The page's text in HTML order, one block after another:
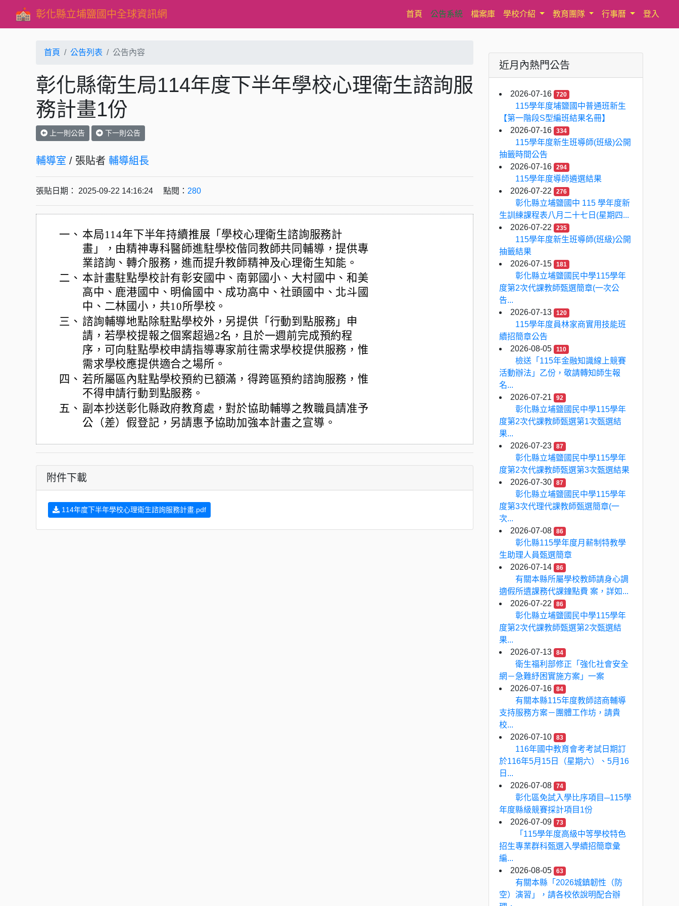
彰化縣立埔鹽國中全球資訊網 首頁(current)
公告系統 檔案庫 學校介紹 教育團隊 行事曆 登入
首頁 公告列表 公告內容
彰化縣衛生局114年度下半年學校心理衛生諮詢服
務計畫1份
上一則公告 下一則公告
輔導室 / 張貼者 輔導組長
張貼日期： 2025-09-22 14:16:24 點閱： 280
一、 本局114年下半年持續推展「學校心理衛生諮詢服務計
畫」，由精神專科醫師進駐學校偕同教師共同輔導，提供專
業諮詢、轉介服務，進而提升教師精神及心理衛生知能。
二、 本計畫駐點學校計有彰安國中、南郭國小、大村國中、和美
高中、鹿港國中、明倫國中、成功高中、社頭國中、北斗國
中、二林國小，共10所學校。
三、 諮詢輔導地點除駐點學校外，另提供「行動到點服務」申
請，若學校提報之個案超過2名，且於一週前完成預約程
序，可向駐點學校申請指導專家前往需求學校提供服務，惟
需求學校應提供適合之場所。
四、 若所屬區內駐點學校預約已額滿，得跨區預約諮詢服務，惟
不得申請行動到點服務。
五、 副本抄送彰化縣政府教育處，對於協助輔導之教職員請准予
公（差）假登記，另請惠予協助加強本計畫之宣導。
附件下載
114年度下半年學校心理衛生諮詢服務計畫.pdf
近月內熱門公告
2026-07-16 720
115學年度埔鹽國中普通班新生
【第一階段S型編班結果名冊】
2026-07-16
334
115學年度新生班導師(班級)公開
抽籤時間公告
2026-07-16
294
115學年度導師遴選結果
2026-07-22
276
彰化縣立埔鹽國中 115 學年度新
生訓練課程表八月二十七日(星期四...
2026-07-22
235
115學年度新生班導師(班級)公開
抽籤結果
2026-07-15
181
彰化縣立埔鹽國民中學115學年
度第2次代課教師甄選簡章(一次公
告...
2026-07-13
120
115學年度員林家商實用技能班
續招簡章公告
2026-08-05
110
檢送「115年金融知識線上競賽
活動辦法」乙份，敬請轉知師生報
名...
2026-07-21
92
彰化縣立埔鹽國民中學115學年
度第2次代課教師甄選第1次甄選結
果...
2026-07-23
87
彰化縣立埔鹽國民中學115學年
度第2次代課教師甄選第3次甄選結果
2026-07-30
87
彰化縣立埔鹽國民中學115學年
度第3次代理代課教師甄選簡章(一
次...
2026-07-08
86
彰化縣115學年度月薪制特教學
生助理人員甄選簡章
2026-07-14
86
有關本縣所屬學校教師請身心調
適假所遺課務代課鐘點費 案，詳如...
2026-07-22
86
彰化縣立埔鹽國民中學115學年
度第2次代課教師甄選第2次甄選結
果...
2026-07-13
84
衛生福利部修正「強化社會安全
網－急難紓困實施方案」一案
2026-07-16
84
有關本縣115年度教師諮商輔導
支持服務方案－團體工作坊，請貴
校...
2026-07-10
83
116年國中教育會考考試日期訂
於116年5月15日（星期六）、5月16
日...
2026-07-08
74
彰化區免試入學比序項目─115學
年度縣級競賽採計項目1份
2026-07-09
73
「115學年度高級中等學校特色
招生專業群科甄選入學續招簡章彙
編...
2026-08-05
63
有關本縣「2026城鎮韌性（防
空）演習」，請各校依說明配合辦